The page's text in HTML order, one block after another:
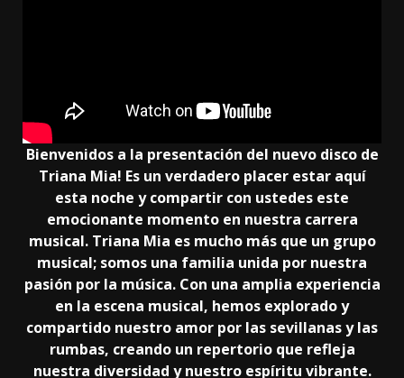
Bienvenidos a la presentación del nuevo disco de
Triana Mia! Es un verdadero placer estar aquí
esta noche y compartir con ustedes este
emocionante momento en nuestra carrera
musical. Triana Mia es mucho más que un grupo
musical; somos una familia unida por nuestra
pasión por la música. Con una amplia experiencia
en la escena musical, hemos explorado y
compartido nuestro amor por las sevillanas y las
rumbas, creando un repertorio que refleja
nuestra diversidad y nuestro espíritu vibrante.